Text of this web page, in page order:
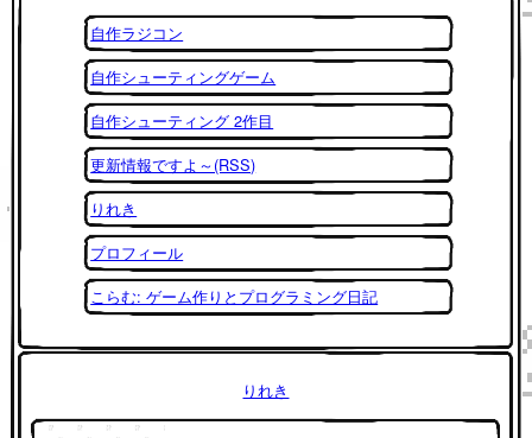
自作ラジコン
自作シューティングゲーム
自作シューティング 2作目
更新情報ですよ～(RSS)
りれき
プロフィール
こらむ: ゲーム作りとプログラミング日記
りれき